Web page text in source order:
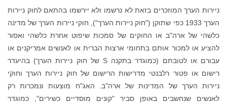
ניירות הערך המוזכרים בזאת לא נרשמו ולא יירשמו בהתאם לחוק ניירות
הערך 1933 כפי שתוקן ("חוק ניירות הערך"), חוקי ניירות הערך של מדינה
כלשהי של ארה"ב או החוקים של סמכות שיפוט אחרת כלשהי ואסור
להציע או למכור אותם בתחומי ארצות הברית או לאנשים אמריקנים או
עבורם או לטובתם (כמוגדר בתקנה S של חוק ניירות הערך) בהיעדר
רישום או פטור רלבנטי מדרישות הרישום של חוק ניירות הערך וחוקי
ניירות הערך של המדינות של ארה"ב. האג"ח מוצעות ונמכרות רק
לאנשים שנחשבים באופן סביר "קונים מוסדיים כשירים", כמוגדר